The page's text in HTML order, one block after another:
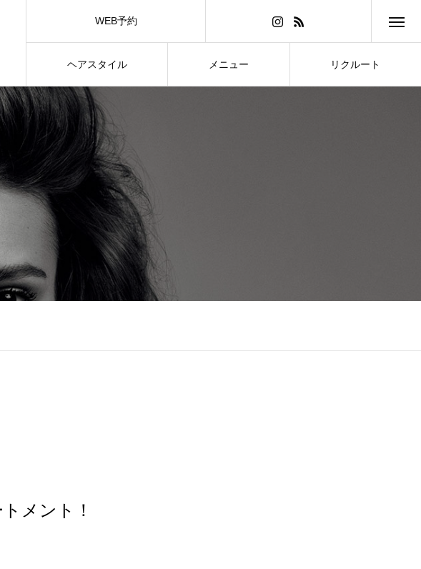
ヘアスタイル メニュー リクルート
WEB予約
メント！